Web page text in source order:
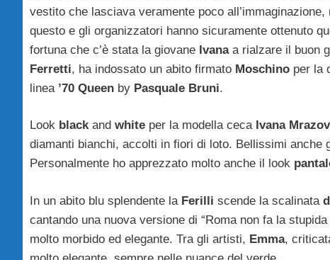
vestito che lasciava veramente poco
questo e gli organizzatori hanno sicuramente ottenuto
fortuna che c’è stata la giovane Ivanaa rialzare il buon
Ferretti, ha indossato un abito firmato Moschino per la
linea ’70 Queen by Pasquale Bruni.
Look blackand white per la modella ceca Ivana
diamanti bianchi, accolti in fiori di loto. Bellissimi anche
Personalmente ho apprezzato molto anche il look
In un abito blu splendente la Ferilli scende la scalinata
cantando una nuova versione di “Roma non fa la
molto morbido ed elegante. Tra gli artisti, Emma,